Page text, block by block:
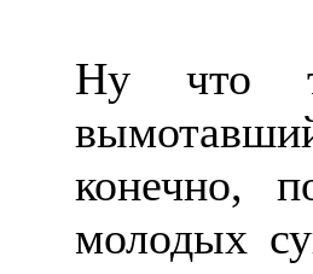
Ну что
конечно,
молодых